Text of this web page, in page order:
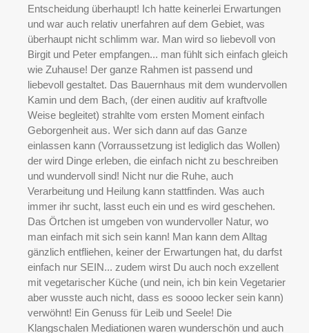
Entscheidung überhaupt! Ich hatte keinerlei Erwartungen
und war auch relativ unerfahren auf dem Gebiet, was
überhaupt nicht schlimm war. Man wird so liebevoll von
Birgit und Peter empfangen... man fühlt sich einfach gleich
wie Zuhause! Der ganze Rahmen ist passend und
liebevoll gestaltet. Das Bauernhaus mit dem wundervollen
Kamin und dem Bach, (der einen auditiv auf kraftvolle
Weise begleitet) strahlte vom ersten Moment einfach
Geborgenheit aus. Wer sich dann auf das Ganze
einlassen kann (Vorraussetzung ist lediglich das Wollen)
der wird Dinge erleben, die einfach nicht zu beschreiben
und wundervoll sind! Nicht nur die Ruhe, auch
Verarbeitung und Heilung kann stattfinden. Was auch
immer ihr sucht, lasst euch ein und es wird geschehen.
Das Örtchen ist umgeben von wundervoller Natur, wo
man einfach mit sich sein kann! Man kann dem Alltag
gänzlich entfliehen, keiner der Erwartungen hat, du darfst
einfach nur SEIN... zudem wirst Du auch noch exzellent
mit vegetarischer Küche (und nein, ich bin kein Vegetarier
aber wusste auch nicht, dass es soooo lecker sein kann)
verwöhnt! Ein Genuss für Leib und Seele! Die
Klangschalen Mediationen waren wunderschön und auch